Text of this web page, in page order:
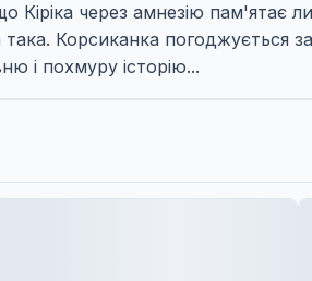
Кіріка через амнезію пам'ятає
така. Корсиканка погоджується
і похмуру історію...